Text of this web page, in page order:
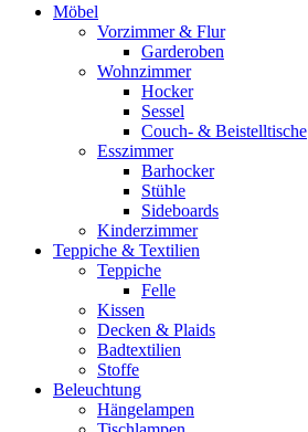
Möbel
Vorzimmer & Flur
Garderoben
Wohnzimmer
Hocker
Sessel
Couch- & Beistelltische
Esszimmer
Barhocker
Stühle
Sideboards
Kinderzimmer
Teppiche & Textilien
Teppiche
Felle
Kissen
Decken & Plaids
Badtextilien
Stoffe
Beleuchtung
Hängelampen